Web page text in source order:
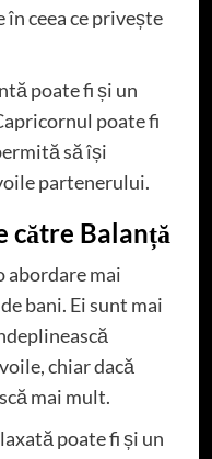
ceea ce privește
poate fi și un
poate fi
să își
partenerului.
către Balanță
abordare mai
bani. Ei sunt mai
chiar dacă
mai mult.
poate fi și un